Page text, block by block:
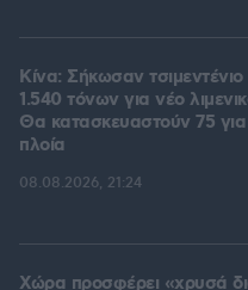
Κίνα: Σήκωσαν
1.540 τόνων για νέο
Θα κατασκευαστούν 75
πλοία
08.08.2026, 21:24
Χώρα προσφέρει «χρυσά